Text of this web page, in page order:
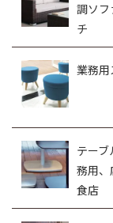
食店用
ホテ
ラタ
調ソ
チ